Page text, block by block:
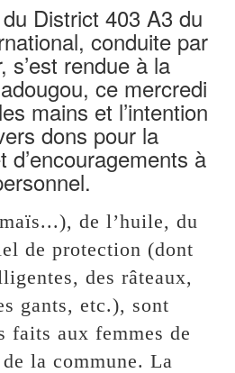
District 403 A3 du
conduite par
s’est rendue à la
ce mercredi
mains et l’intention
dons pour la
d’encouragements à
de l’huile, du
de protection (dont
des râteaux,
gants, etc.), sont
faits aux femmes de
la commune. La